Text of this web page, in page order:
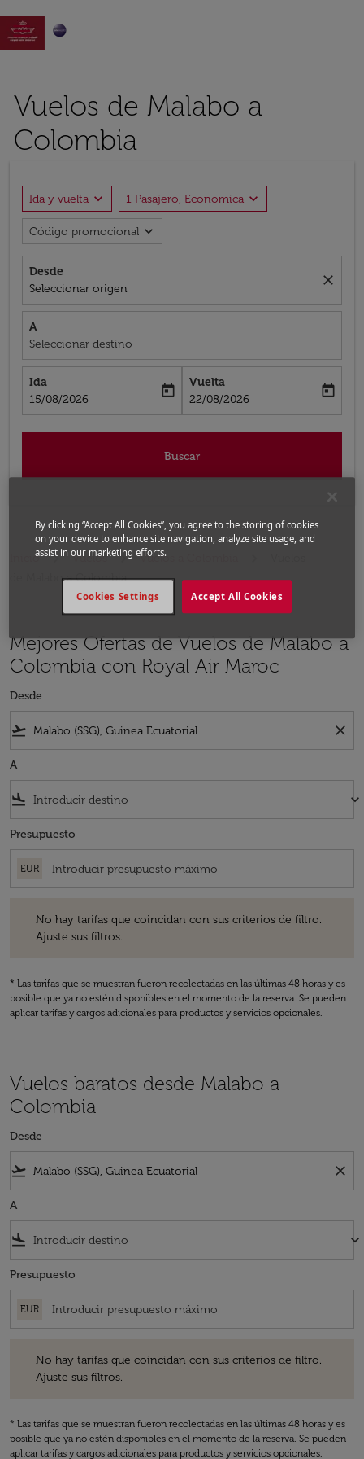

Vuelos de Malabo a
Colombia
Ida y vuelta expand_more 1 Pasajero, Economica expand_more
Código promocional expand_more
Desde
Seleccionar origen
close
A
Seleccionar destino
Ida
fc-booking-departure-date-aria-label
15/08/2026
today
Vuelta
fc-booking-return-date-aria-label
22/08/2026
today
Buscar
Inicio Vuelos Vuelos a Colombia
de Malabo a Colombia
Mejores Ofertas de Vuelos de Malabo a
Colombia con Royal Air Maroc
Desde
flight_takeoff close
A
flight_land keyboard_arrow_down
Presupuesto
EUR
No hay tarifas que coincidan con sus criterios de filtro.
Ajuste sus filtros.
* Las tarifas que se muestran fueron recolectadas en las últimas 48 horas y es
posible que ya no estén disponibles en el momento de la reserva. Se pueden
aplicar tarifas y cargos adicionales para productos y servicios opcionales.
Vuelos baratos desde Malabo a
Colombia
Desde
flight_takeoff close
A
flight_land keyboard_arrow_down
Presupuesto
EUR
No hay tarifas que coincidan con sus criterios de filtro.
Ajuste sus filtros.
* Las tarifas que se muestran fueron recolectadas en las últimas 48 horas y es
posible que ya no estén disponibles en el momento de la reserva. Se pueden
aplicar tarifas y cargos adicionales para productos y servicios opcionales.
By clicking “Accept All Cookies”, you agree to the storing of cookies
on your device to enhance site navigation, analyze site usage, and
assist in our marketing efforts.
Accept All Cookies
Cookies Settings